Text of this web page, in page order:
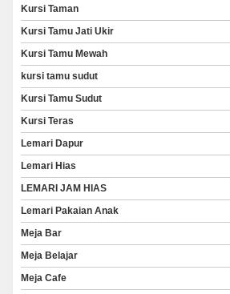
Kursi Taman
Kursi Tamu Jati Ukir
Kursi Tamu Mewah
kursi tamu sudut
Kursi Tamu Sudut
Kursi Teras
Lemari Dapur
Lemari Hias
LEMARI JAM HIAS
Lemari Pakaian Anak
Meja Bar
Meja Belajar
Meja Cafe